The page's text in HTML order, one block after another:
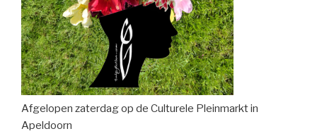
Afgelopen zaterdag op de Culturele Pleinmarkt in
Apeldoorn